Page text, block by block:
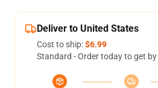
Deliver to United States
Cost to ship:$6.99
Standard - Order today to get by